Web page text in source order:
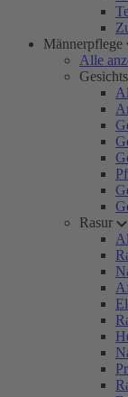
Männerpflege
Alle
Rasur